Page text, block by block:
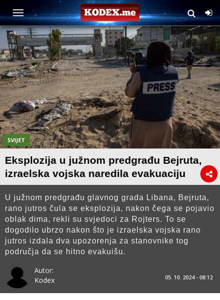
SVIJET
Eksplozija u južnom predgrađu Bejruta,
izraelska vojska naredila evakuaciju
U južnom predgrađu glavnog grada Libana, Bejruta,
rano jutros čula se eksplozija, nakon čega se pojavio
oblak dima, rekli su svjedoci za Rojters. To se
dogodilo ubrzo nakon što je izraelska vojska rano
jutros izdala dva upozorenja za stanovnike tog
područja da se hitno evakuišu.
Autor:
Kodex
05. 10. 2024 - 08:12